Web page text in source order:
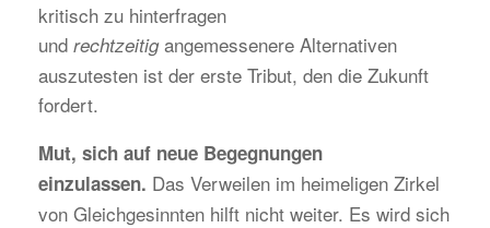
kritisch zu hinterfragen
und rechtzeitigangemessenere Alternativen
auszutesten ist der erste Tribut, den die Zukunft
fordert.
Mut, sich auf neue Begegnungen
einzulassen. Das Verweilen im heimeligen Zirkel
von Gleichgesinnten hilft nicht weiter. Es wird sich